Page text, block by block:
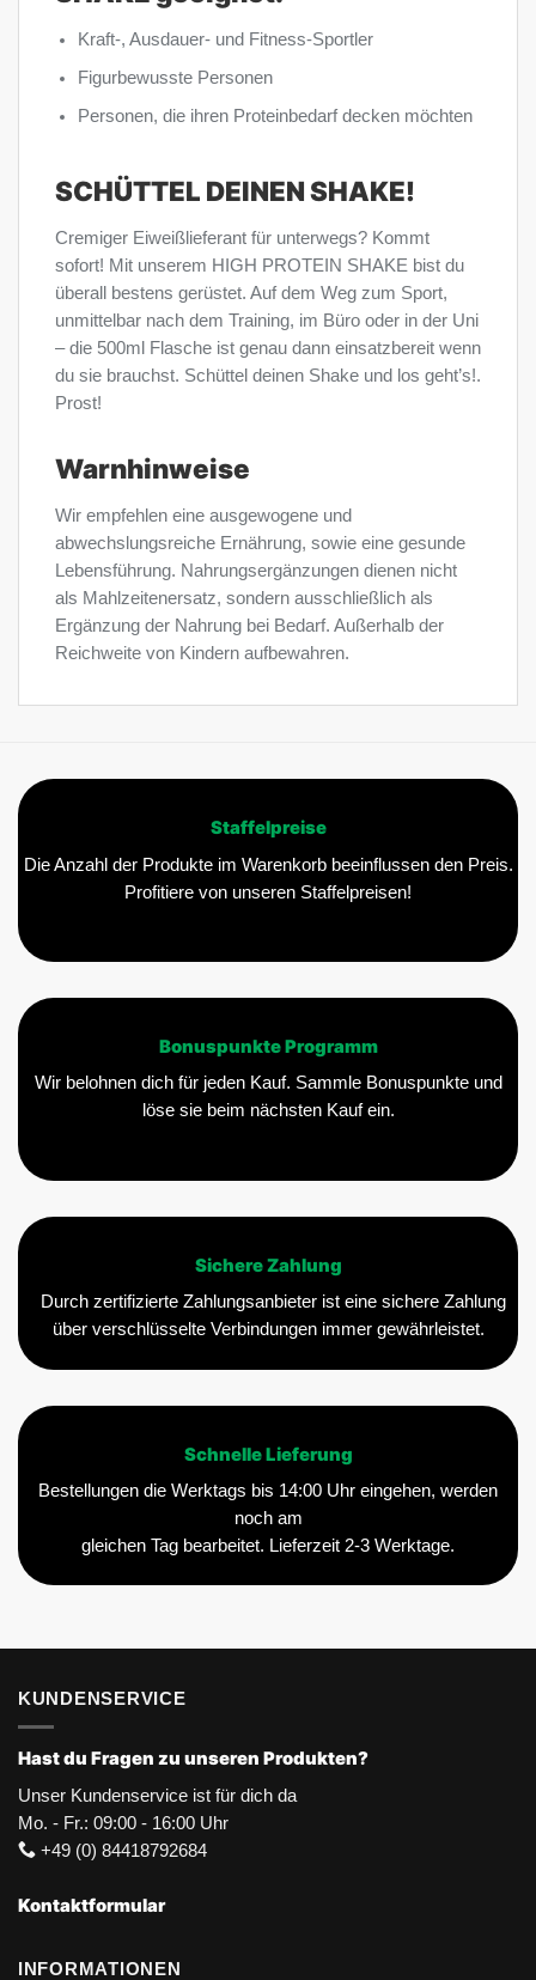
Kraft-, Ausdauer- und Fitness-Sportler
Figurbewusste Personen
Personen, die ihren Proteinbedarf decken möchten
SCHÜTTEL DEINEN SHAKE!
Cremiger Eiweißlieferant für unterwegs? Kommt
sofort! Mit unserem HIGH PROTEIN SHAKE bist du
überall bestens gerüstet. Auf dem Weg zum Sport,
unmittelbar nach dem Training, im Büro oder in der Uni
– die 500ml Flasche ist genau dann einsatzbereit wenn
du sie brauchst. Schüttel deinen Shake und los geht’s!.
Prost!
Warnhinweise
Wir empfehlen eine ausgewogene und
abwechslungsreiche Ernährung, sowie eine gesunde
Lebensführung. Nahrungsergänzungen dienen nicht
als Mahlzeitenersatz, sondern ausschließlich als
Ergänzung der Nahrung bei Bedarf. Außerhalb der
Reichweite von Kindern aufbewahren.
Staffelpreise
Die Anzahl der Produkte im Warenkorb beeinflussen den Preis.
Profitiere von unseren Staffelpreisen!
Bonuspunkte Programm
Wir belohnen dich für jeden Kauf. Sammle Bonuspunkte und
löse sie beim nächsten Kauf ein.
Sichere Zahlung
Durch zertifizierte Zahlungsanbieter ist eine sichere Zahlung
über verschlüsselte Verbindungen immer gewährleistet.
Schnelle Lieferung
Bestellungen die Werktags bis 14:00 Uhr eingehen, werden
noch am
gleichen Tag bearbeitet. Lieferzeit 2-3 Werktage.
KUNDENSERVICE
Hast du Fragen zu unseren Produkten?
Unser Kundenservice ist für dich da
Mo. - Fr.: 09:00 - 16:00 Uhr
+49 (0) 84418792684
Kontaktformular
INFORMATIONEN